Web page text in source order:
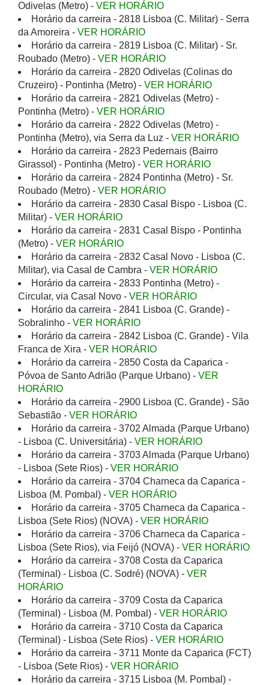
Odivelas (Metro) - VER HORÁRIO
Horário da carreira - 2818 Lisboa (C. Militar) - Serra
da Amoreira - VER HORÁRIO
Horário da carreira - 2819 Lisboa (C. Militar) - Sr.
Roubado (Metro) - VER HORÁRIO
Horário da carreira - 2820 Odivelas (Colinas do
Cruzeiro) - Pontinha (Metro) - VER HORÁRIO
Horário da carreira - 2821 Odivelas (Metro) -
Pontinha (Metro) - VER HORÁRIO
Horário da carreira - 2822 Odivelas (Metro) -
Pontinha (Metro), via Serra da Luz - VER HORÁRIO
Horário da carreira - 2823 Pedernais (Bairro
Girassol) - Pontinha (Metro) - VER HORÁRIO
Horário da carreira - 2824 Pontinha (Metro) - Sr.
Roubado (Metro) - VER HORÁRIO
Horário da carreira - 2830 Casal Bispo - Lisboa (C.
Militar) - VER HORÁRIO
Horário da carreira - 2831 Casal Bispo - Pontinha
(Metro) - VER HORÁRIO
Horário da carreira - 2832 Casal Novo - Lisboa (C.
Militar), via Casal de Cambra - VER HORÁRIO
Horário da carreira - 2833 Pontinha (Metro) -
Circular, via Casal Novo - VER HORÁRIO
Horário da carreira - 2841 Lisboa (C. Grande) -
Sobralinho - VER HORÁRIO
Horário da carreira - 2842 Lisboa (C. Grande) - Vila
Franca de Xira - VER HORÁRIO
Horário da carreira - 2850 Costa da Caparica -
Póvoa de Santo Adrião (Parque Urbano) - VER
HORÁRIO
Horário da carreira - 2900 Lisboa (C. Grande) - São
Sebastião - VER HORÁRIO
Horário da carreira - 3702 Almada (Parque Urbano)
- Lisboa (C. Universitária) - VER HORÁRIO
Horário da carreira - 3703 Almada (Parque Urbano)
- Lisboa (Sete Rios) - VER HORÁRIO
Horário da carreira - 3704 Charneca da Caparica -
Lisboa (M. Pombal) - VER HORÁRIO
Horário da carreira - 3705 Charneca da Caparica -
Lisboa (Sete Rios) (NOVA) - VER HORÁRIO
Horário da carreira - 3706 Charneca da Caparica -
Lisboa (Sete Rios), via Feijó (NOVA) - VER HORÁRIO
Horário da carreira - 3708 Costa da Caparica
(Terminal) - Lisboa (C. Sodré) (NOVA) - VER
HORÁRIO
Horário da carreira - 3709 Costa da Caparica
(Terminal) - Lisboa (M. Pombal) - VER HORÁRIO
Horário da carreira - 3710 Costa da Caparica
(Terminal) - Lisboa (Sete Rios) - VER HORÁRIO
Horário da carreira - 3711 Monte da Caparica (FCT)
- Lisboa (Sete Rios) - VER HORÁRIO
Horário da carreira - 3715 Lisboa (M. Pombal) -